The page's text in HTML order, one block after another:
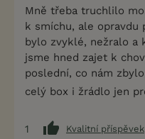
Mně třeba truchlilo
k smíchu, ale opravdu
bylo zvyklé, nežralo a
jsme hned zajet k
poslední, co nám
celý box i žrádlo jen
1
Kvalitní příspěvek